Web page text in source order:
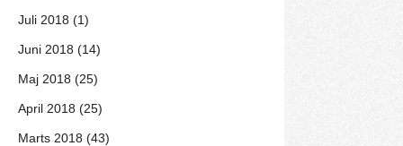
Juli 2018 (1)
Juni 2018 (14)
Maj 2018 (25)
April 2018 (25)
Marts 2018 (43)